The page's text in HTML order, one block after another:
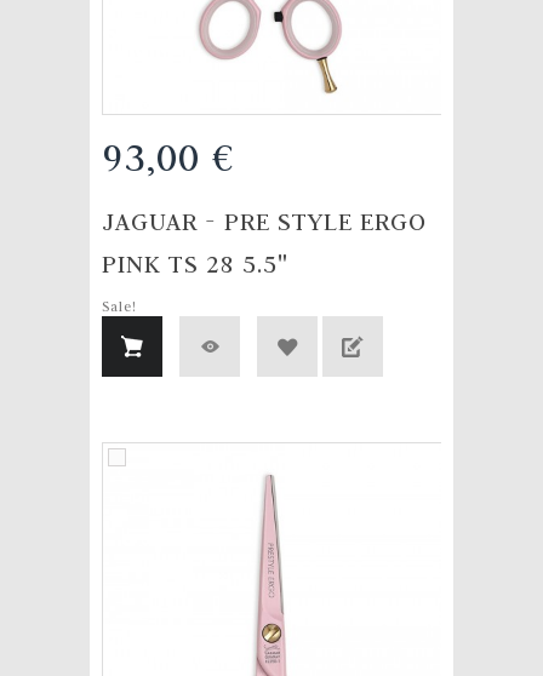
93,00 €
JAGUAR - PRE STYLE ERGO
PINK TS 28 5.5"
Sale!